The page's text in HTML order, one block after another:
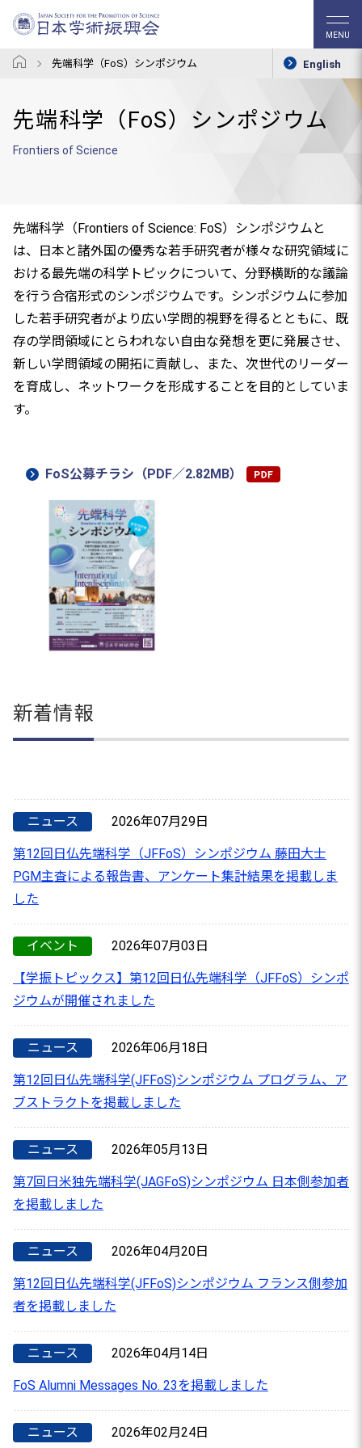
MENU
先端科学（FoS）シンポジウム English
先端科学（FoS）シンポジウム
Frontiers of Science
先端科学（Frontiers of Science: FoS）シンポジウムと
は、日本と諸外国の優秀な若手研究者が様々な研究領域に
おける最先端の科学トピックについて、分野横断的な議論
を行う合宿形式のシンポジウムです。シンポジウムに参加
した若手研究者がより広い学問的視野を得るとともに、既
存の学問領域にとらわれない自由な発想を更に発展させ、
新しい学問領域の開拓に貢献し、また、次世代のリーダー
を育成し、ネットワークを形成することを目的としていま
す。
FoS公募チラシ（PDF／2.82MB）
新着情報
ニュース 2026年07月29日
第12回日仏先端科学（JFFoS）シンポジウム 藤田大士
PGM主査による報告書、アンケート集計結果を掲載しま
した
イベント 2026年07月03日
【学振トピックス】第12回日仏先端科学（JFFoS）シンポ
ジウムが開催されました
ニュース 2026年06月18日
第12回日仏先端科学(JFFoS)シンポジウム プログラム、ア
ブストラクトを掲載しました
ニュース 2026年05月13日
第7回日米独先端科学(JAGFoS)シンポジウム 日本側参加者
を掲載しました
ニュース 2026年04月20日
第12回日仏先端科学(JFFoS)シンポジウム フランス側参加
者を掲載しました
ニュース 2026年04月14日
FoS Alumni Messages No. 23を掲載しました
ニュース 2026年02月24日